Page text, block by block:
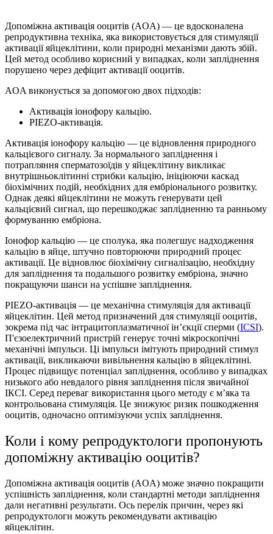
Допоміжна активація ооцитів (AOA) — це вдосконалена
репродуктивна техніка, яка використовується для стимуляції
активації яйцеклітини, коли природні механізми дають збій.
Цей метод особливо корисний у випадках, коли запліднення
порушено через дефіцит активації ооцитів.
AOA виконується за допомогою двох підходів:
Активація іонофору кальцію.
PIEZO-активацiя.
Активація іонофору кальцію — це відновлення природного
кальцієвого сигналу. За нормального запліднення і
потрапляння сперматозоїдів у яйцеклітину викликає
внутрішньоклітинні стрибки кальцію, ініціюючи каскад
біохімічних подій, необхідних для ембріонального розвитку.
Однак деякі яйцеклітини не можуть генерувати цей
кальцієвий сигнал, що перешкоджає заплідненню та ранньому
формуванню ембріона.
Іонофор кальцію — це сполука, яка полегшує надходження
кальцію в яйце, штучно повторюючи природний процес
активації. Це відновлює біохімічну сигналізацію, необхідну
для запліднення та подальшого розвитку ембріона, значно
покращуючи шанси на успішне запліднення.
PIEZO-активація — це механічна стимуляція для активації
яйцеклітин. Цей метод призначений для стимуляції ооцитів,
зокрема під час інтрацитоплазматичної ін’єкції сперми (ICSI).
П'єзоелектричний пристрій генерує точні мікроскопічні
механічні імпульси. Ці імпульси імітують природний стимул
активації, викликаючи вивільнення кальцію в яйцеклітині.
Процес підвищує потенціал запліднення, особливо у випадках
низького або невдалого рівня запліднення після звичайної
ІКСІ. Серед переваг використання цього методу є м’яка та
контрольована стимуляція. Це знижуює ризик пошкодження
ооцитів, одночасно оптимізуючи успіх запліднення.
Коли i кому репродуктологи пропонують
допоміжну активацію ооцитів?
Допоміжна активація ооцитів (AOA) може значно покращити
успішність запліднення, коли стандартні методи запліднення
дали негативнi результати. Ось перелік причин, через які
репродуктологи можуть рекомендувати активацію
яйцеклітин.